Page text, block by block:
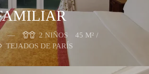
2 NIÑOS
45 M² /
TEJADOS DE PARÍS